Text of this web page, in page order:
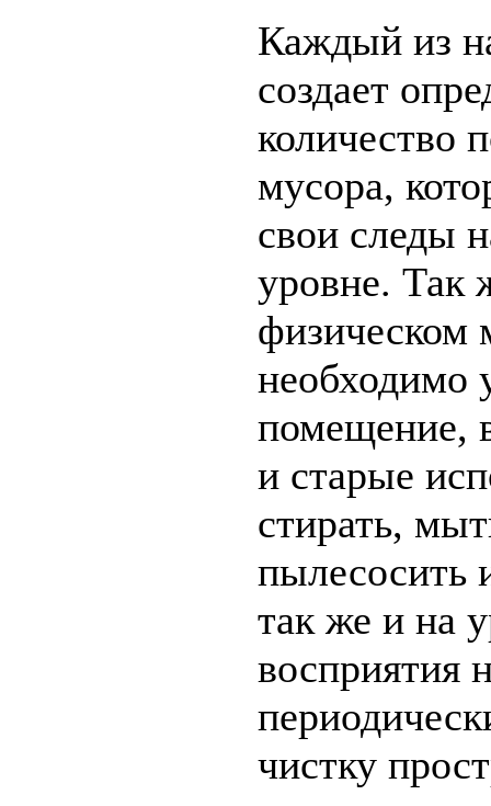
Каждый из
создает
количество
мусора,
свои следы
уровне. Так
физическом
необходимо
помещение,
и старые
стирать,
пылесосить
так же и на
восприятия
чистку